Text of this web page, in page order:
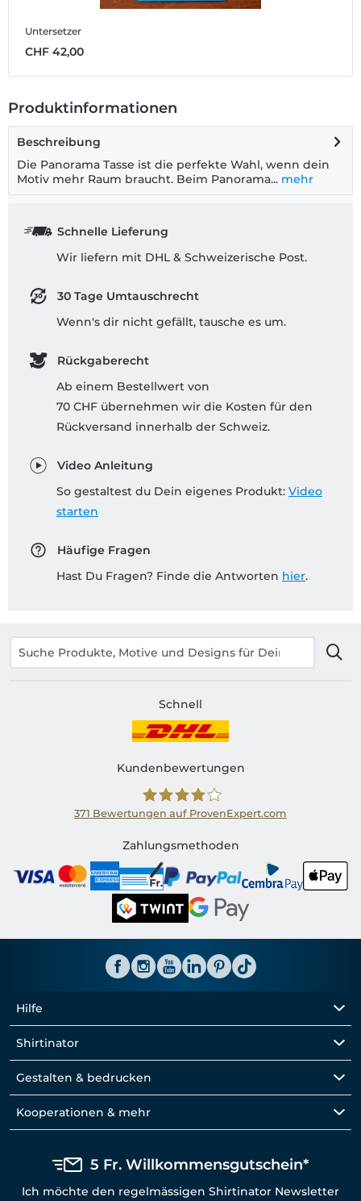
Untersetzer
CHF 42,00
Produktinformationen
Beschreibung
Die Panorama Tasse ist die perfekte Wahl, wenn dein
Motiv mehr Raum braucht. Beim Panorama... mehr
Schnelle Lieferung
Wir liefern mit DHL & Schweizerische Post.
30 Tage Umtauschrecht
Wenn's dir nicht gefällt, tausche es um.
Rückgaberecht
Ab einem Bestellwert von
70 CHF übernehmen wir die Kosten für den
Rückversand innerhalb der Schweiz.
Video Anleitung
So gestaltest du Dein eigenes Produkt: Video
starten
Häufige Fragen
Hast Du Fragen? Finde die Antworten hier.
Schnell
Kundenbewertungen
Shirtinator CH
371 Bewertungen auf ProvenExpert.com
Zahlungsmethoden
Hilfe
Shirtinator
Gestalten & bedrucken
Kooperationen & mehr
5 Fr. Willkommensgutschein*
Ich möchte den regelmässigen Shirtinator Newsletter